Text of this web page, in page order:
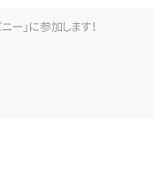
ー」に参加します！